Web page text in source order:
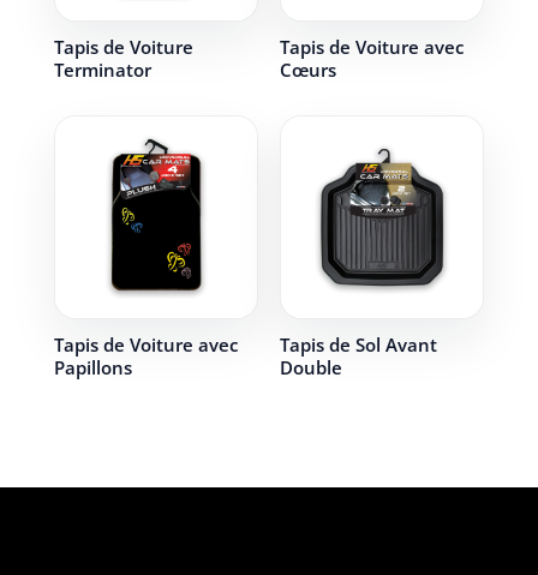
Tapis de Voiture
Terminator
Tapis de Voiture avec
Cœurs
Tapis de Voiture avec
Papillons
Tapis de Sol Avant
Double